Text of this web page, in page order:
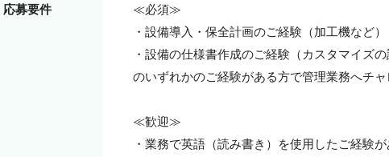
応募要件
≪必須≫
・設備導入・保全計画のご経験（加工機など）
・設備の仕様書作成のご経験（カスタマイズの
のいずれかのご経験がある方で管理業務へチ
≪歓迎≫
・業務で英語（読み書き）を使用したご経験